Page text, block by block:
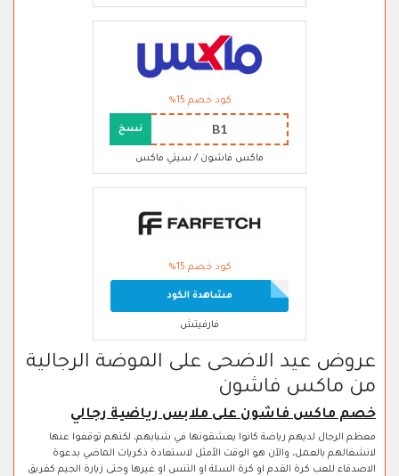
كود خصم 15%
B1 نسخ
ماكس فاشون / سيتي ماكس
كود خصم 15%
مشاهدة الكود
فارفيتش
عروض عيد الاضحى على الموضة الرجالية
من ماكس فاشون
خصم ماكس فاشون على ملابس رياضية رجالي
معظم الرجال لديهم رياضة كانوا يعشقونها في شبابهم، لكنهم توقفوا عنها
لانشغالهم بالعمل، والآن هو الوقت الأمثل لاستعادة ذكريات الماضي بدعوة
الاصدقاء للعب كرة القدم او كرة السلة او التنس او غيرها وحتى زيارة الجيم كفريق